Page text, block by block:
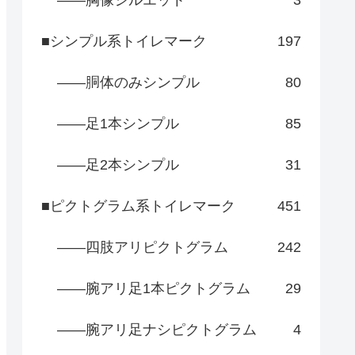
■シンプル系トイレマーク 197
――胴体のみシンプル 80
――足1本シンプル 85
――足2本シンプル 31
■ピクトグラム系トイレマーク 451
――四肢アリピクトグラム 242
――腕アリ足1本ピクトグラム 29
――腕アリ足ナシピクトグラム 4